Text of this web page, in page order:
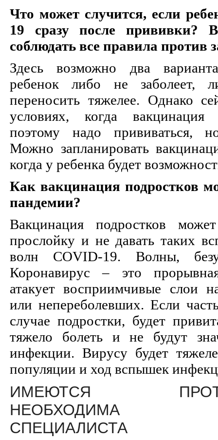
Что может случится, если
19 сразу после прививки?
соблюдать все правила против
Здесь возможно два
ребенок либо не заболеет,
переносить тяжелее. Однако
условиях, когда вакцинация
поэтому надо прививаться,
Можно запланировать
когда у ребенка будет
Как вакцинация подростков
пандемии?
Вакцинация подростков
прослойку и не давать таких
волн COVID-19. Волны,
Коронавирус – это
атакует восприимчивые слои
или непереболевших. Если
случае подростки, будет
тяжело болеть и не будут
инфекции. Вирусу будет
популяции и ход вспышек
ИМЕЮТСЯ
НЕОБХОДИМА
СПЕЦИАЛИСТА